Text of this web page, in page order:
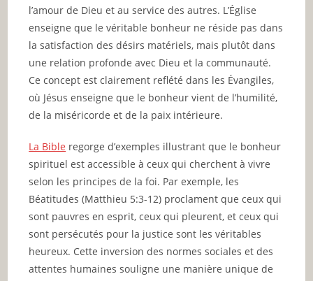
l’amour de Dieu et au service des autres. L’Église
enseigne que le véritable bonheur ne réside pas dans
la satisfaction des désirs matériels, mais plutôt dans
une relation profonde avec Dieu et la communauté.
Ce concept est clairement reflété dans les Évangiles,
où Jésus enseigne que le bonheur vient de l’humilité,
de la miséricorde et de la paix intérieure.
La Bible regorge d’exemples illustrant que le bonheur
spirituel est accessible à ceux qui cherchent à vivre
selon les principes de la foi. Par exemple, les
Béatitudes (Matthieu 5:3-12) proclament que ceux qui
sont pauvres en esprit, ceux qui pleurent, et ceux qui
sont persécutés pour la justice sont les véritables
heureux. Cette inversion des normes sociales et des
attentes humaines souligne une manière unique de